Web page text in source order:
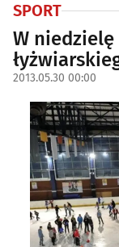
SPORT
W
2013.05.30 00:00